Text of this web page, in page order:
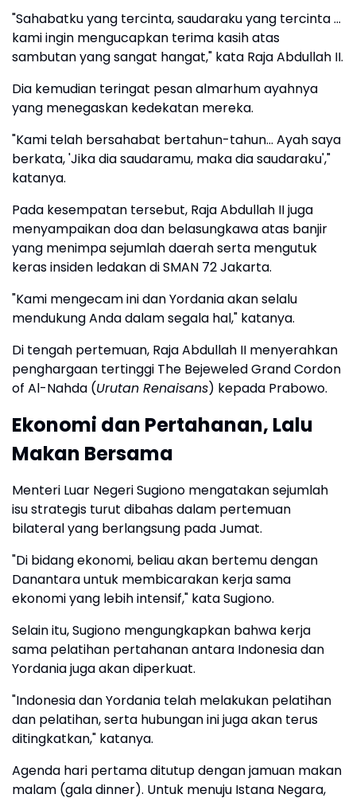
"Sahabatku yang tercinta, saudaraku yang tercinta ...
kami ingin mengucapkan terima kasih atas
sambutan yang sangat hangat," kata Raja Abdullah II.
Dia kemudian teringat pesan almarhum ayahnya
yang menegaskan kedekatan mereka.
"Kami telah bersahabat bertahun-tahun... Ayah saya
berkata, 'Jika dia saudaramu, maka dia saudaraku',"
katanya.
Pada kesempatan tersebut, Raja Abdullah II juga
menyampaikan doa dan belasungkawa atas banjir
yang menimpa sejumlah daerah serta mengutuk
keras insiden ledakan di SMAN 72 Jakarta.
"Kami mengecam ini dan Yordania akan selalu
mendukung Anda dalam segala hal," katanya.
Di tengah pertemuan, Raja Abdullah II menyerahkan
penghargaan tertinggi The Bejeweled Grand Cordon
of Al-Nahda (Urutan Renaisans) kepada Prabowo.
Ekonomi dan Pertahanan, Lalu
Makan Bersama
Menteri Luar Negeri Sugiono mengatakan sejumlah
isu strategis turut dibahas dalam pertemuan
bilateral yang berlangsung pada Jumat.
"Di bidang ekonomi, beliau akan bertemu dengan
Danantara untuk membicarakan kerja sama
ekonomi yang lebih intensif," kata Sugiono.
Selain itu, Sugiono mengungkapkan bahwa kerja
sama pelatihan pertahanan antara Indonesia dan
Yordania juga akan diperkuat.
"Indonesia dan Yordania telah melakukan pelatihan
dan pelatihan, serta hubungan ini juga akan terus
ditingkatkan," katanya.
Agenda hari pertama ditutup dengan jamuan makan
malam (gala dinner). Untuk menuju Istana Negara,